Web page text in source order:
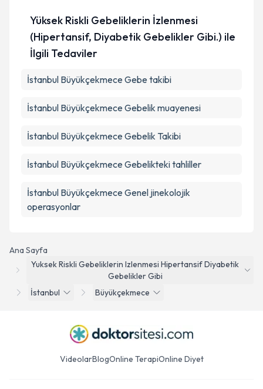
Ana Sayfa
Yuksek Riskli Gebeliklerin Izlenmesi Hipertansif Diyabetik
Gebelikler Gibi
İstanbul
Büyükçekmece
Yüksek Riskli Gebeliklerin İzlenmesi
(Hipertansif, Diyabetik Gebelikler Gibi.) ile
İlgili Tedaviler
İstanbul Büyükçekmece Gebe takibi
İstanbul Büyükçekmece Gebelik muayenesi
İstanbul Büyükçekmece Gebelik Takibi
İstanbul Büyükçekmece Gebelikteki tahliller
İstanbul Büyükçekmece Genel jinekolojik
operasyonlar
VideolarBlogOnline TerapiOnline Diyet